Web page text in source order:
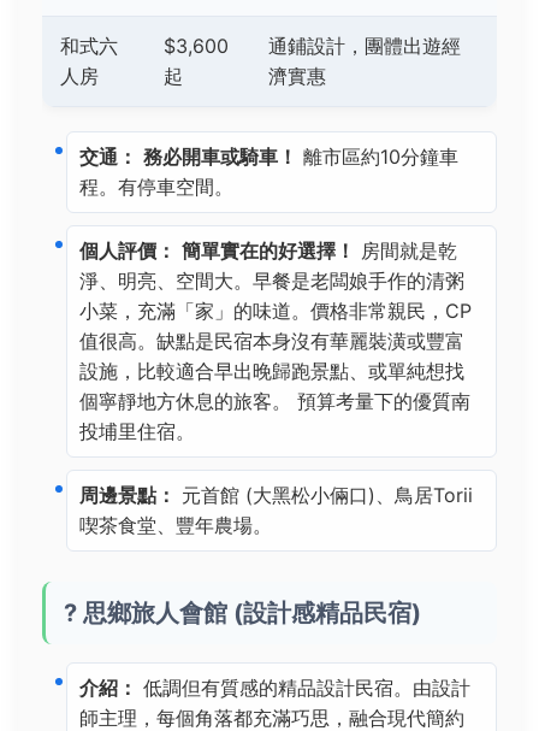
和式六
人房
$3,600
起
通鋪設計，團體出遊經
濟實惠
交通： 務必開車或騎車！ 離市區約10分鐘車
程。有停車空間。
個人評價： 簡單實在的好選擇！
房間就是乾
淨、明亮、空間大。早餐是老闆娘手作的清粥
小菜，充滿「家」的味道。價格非常親民，CP
值很高。缺點是民宿本身沒有華麗裝潢或豐富
設施，比較適合早出晚歸跑景點、或單純想找
個寧靜地方休息的旅客。 預算考量下的優質南
投埔里住宿。
周邊景點： 元首館 (大黑松小倆口)、鳥居Torii
喫茶食堂、豐年農場。
? 思鄉旅人會館 (設計感精品民宿)
介紹： 低調但有質感的精品設計民宿。由設計
師主理，每個角落都充滿巧思，融合現代簡約